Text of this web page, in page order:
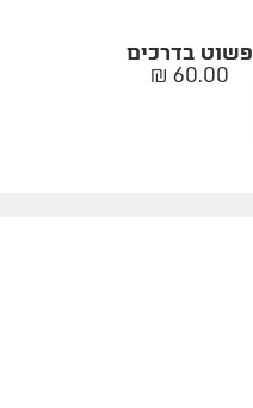
פשוט בדרכים
60.00
₪